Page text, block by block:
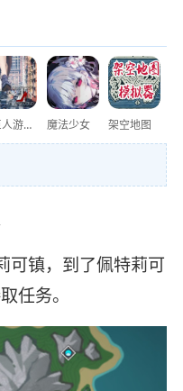
女巨人游乐场 魔法少女 架空地图
可镇，到了佩特莉可
任务。